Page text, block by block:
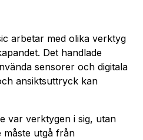
arbetar med olika verktyg
Det handlade
sensorer och digitala
ansiktsuttryck kan
var verktygen i sig, utan
måste utgå från